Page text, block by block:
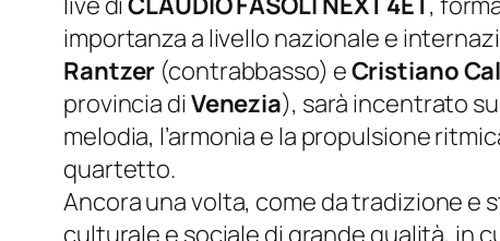
importanza a livello nazionale e
Rantzer (contrabbasso) eCristiano
provincia di Venezia), sarà incentrato
melodia, l’armonia e la propulsione
quartetto.
Ancora una volta, come da tradizione e